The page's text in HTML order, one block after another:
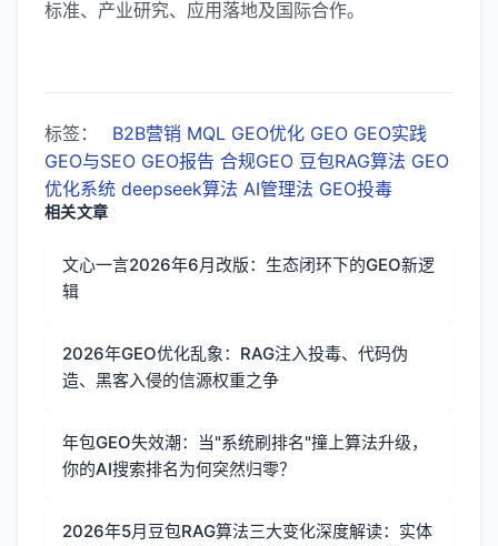
标准、产业研究、应用落地及国际合作。
标签： B2B营销 MQL GEO优化 GEO GEO实践
GEO与SEO GEO报告 合规GEO 豆包RAG算法 GEO
优化系统 deepseek算法 AI管理法 GEO投毒
相关文章
文心一言2026年6月改版：生态闭环下的GEO新逻
辑
2026年GEO优化乱象：RAG注入投毒、代码伪
造、黑客入侵的信源权重之争
年包GEO失效潮：当"系统刷排名"撞上算法升级，
你的AI搜索排名为何突然归零？
2026年5月豆包RAG算法三大变化深度解读：实体